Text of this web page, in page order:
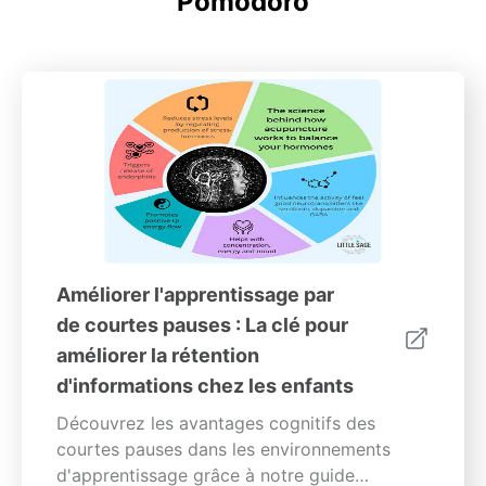
Améliorer l'apprentissage par
de courtes pauses : La clé pour
améliorer la rétention
d'informations chez les enfants
Découvrez les avantages cognitifs des
courtes pauses dans les environnements
d'apprentissage grâce à notre guide